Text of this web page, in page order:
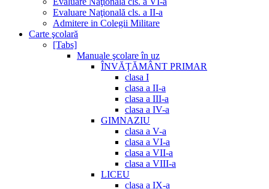
Evaluare Naţională cls. a II-a
Admitere in Colegii Militare
Carte şcolară
[Tabs]
Manuale şcolare în uz
ÎNVĂȚĂMÂNT PRIMAR
clasa I
clasa a II-a
clasa a III-a
clasa a IV-a
GIMNAZIU
clasa a V-a
clasa a VI-a
clasa a VII-a
clasa a VIII-a
LICEU
clasa a IX-a